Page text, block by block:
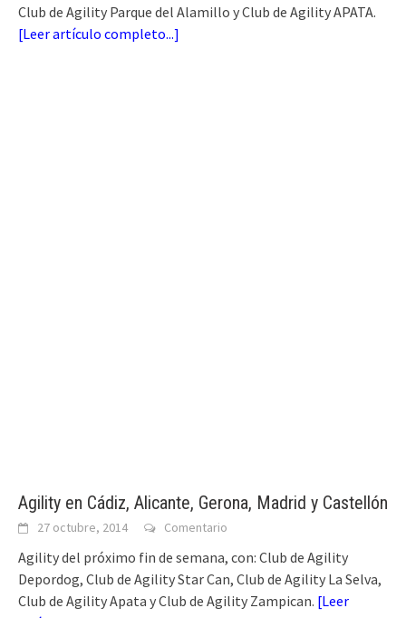
Club de Agility Parque del Alamillo y Club de Agility APATA.
[Leer artículo completo...]
Agility en Cádiz, Alicante, Gerona, Madrid y Castellón
27 octubre, 2014 Comentario
Agility del próximo fin de semana, con: Club de Agility
Depordog, Club de Agility Star Can, Club de Agility La Selva,
Club de Agility Apata y Club de Agility Zampican. [Leer